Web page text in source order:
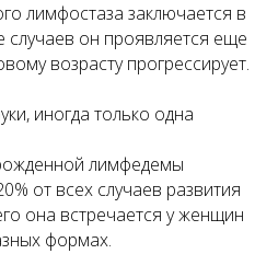
лимфостаза заключается в
он проявляется еще
возрасту прогрессирует.
иногда только одна
лимфедемы
от всех случаев развития
она встречается у женщин
формах.